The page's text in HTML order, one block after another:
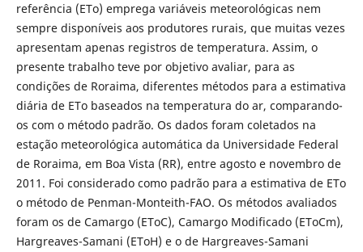
referência (ETo) emprega variáveis meteorológicas nem
sempre disponíveis aos produtores rurais, que muitas vezes
apresentam apenas registros de temperatura. Assim, o
presente trabalho teve por objetivo avaliar, para as
condições de Roraima, diferentes métodos para a estimativa
diária de ETo baseados na temperatura do ar, comparando-
os com o método padrão. Os dados foram coletados na
estação meteorológica automática da Universidade Federal
de Roraima, em Boa Vista (RR), entre agosto e novembro de
2011. Foi considerado como padrão para a estimativa de ETo
o método de Penman-Monteith-FAO. Os métodos avaliados
foram os de Camargo (EToC), Camargo Modificado (EToCm),
Hargreaves-Samani (EToH) e o de Hargreaves-Samani